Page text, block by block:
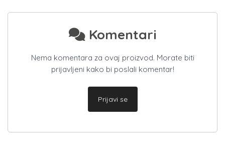
Komentari
Nema komentara za ovaj proizvod. Morate biti
prijavljeni kako bi poslali komentar!
Prijavi se